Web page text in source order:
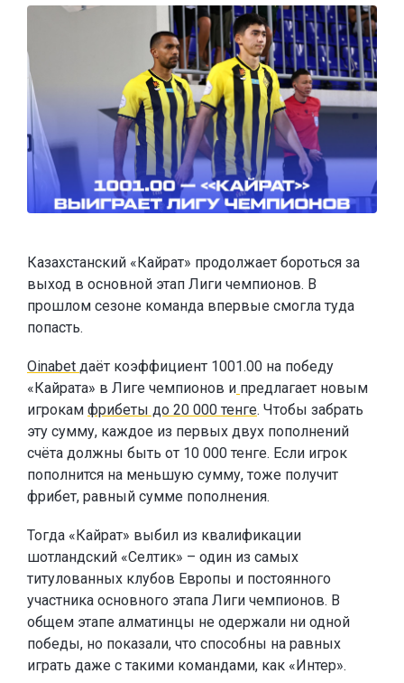
Казахстанский «Кайрат» продолжает бороться за
выход в основной этап Лиги чемпионов. В
прошлом сезоне команда впервые смогла туда
попасть.
Oinabet даёт коэффициент 1001.00 на победу
«Кайрата» в Лиге чемпионов и предлагает новым
игрокам фрибеты до 20 000 тенге. Чтобы забрать
эту сумму, каждое из первых двух пополнений
счёта должны быть от 10 000 тенге. Если игрок
пополнится на меньшую сумму, тоже получит
фрибет, равный сумме пополнения.
Тогда «Кайрат» выбил из квалификации
шотландский «Селтик» – один из самых
титулованных клубов Европы и постоянного
участника основного этапа Лиги чемпионов. В
общем этапе алматинцы не одержали ни одной
победы, но показали, что способны на равных
играть даже с такими командами, как «Интер».